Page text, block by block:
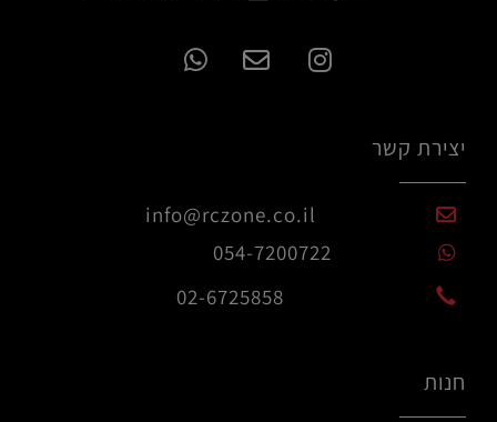
יצירת קשר
info@rczone.co.il
054-7200722
02-6725858
חנות